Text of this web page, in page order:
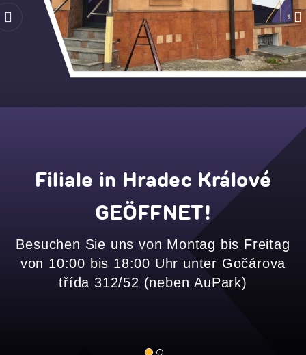
Filiale in Hradec Králové
GEÖFFNET!
Besuchen Sie uns von Montag bis Freitag
von 10:00 bis 18:00 Uhr unter Gočárova
třída 312/52 (neben AuPark)